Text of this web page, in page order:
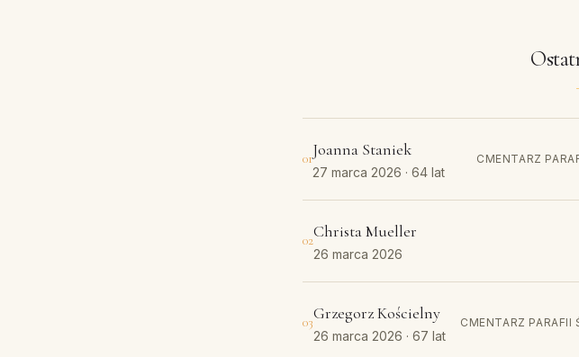
01Joanna Staniek
27 marca 2026 · 64 lat
CMENTARZ
02Christa Mueller
26 marca 2026
03Grzegorz Kościelny
26 marca 2026 · 67 lat
CMENTARZ